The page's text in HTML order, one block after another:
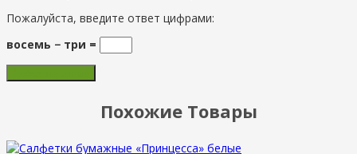
Пожалуйста, введите ответ цифрами:
восемь − три =
Похожие Товары